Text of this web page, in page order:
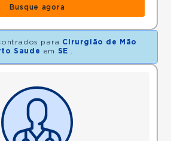
Busque agora
para Cirurgião de Mão
Saude em SE